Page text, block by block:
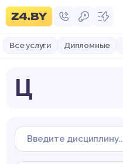
Все услуги Дипломные
Ц